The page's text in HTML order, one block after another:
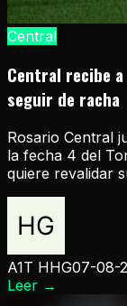
Central
Central recibe
seguir de racha
Rosario Central
la fecha 4 del
quiere revalidar
A1T HHG07-08-
Leer →